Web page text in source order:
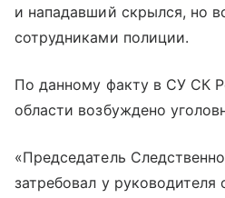
и нападавший скрылся, но
сотрудниками полиции.
По данному факту в СУ СК
области возбуждено
«Председатель
затребовал у руководителя